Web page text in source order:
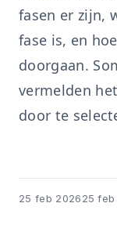
fasen er zijn,
fase is, en
doorgaan.
vermelden
door te
25 feb 202625